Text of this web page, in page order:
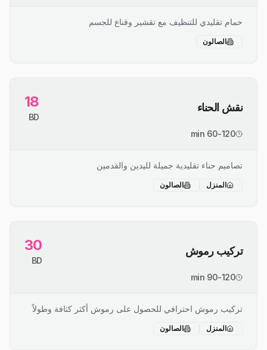
حمام تقليدي للتنظيف مع تقشير وقناع للجسم
الصالون
نقش الحناء 18
BD
60-120 min
تصاميم حناء تقليدية جميلة لليدين والقدمين
المنزل الصالون
تركيب رموش 30
BD
90-120 min
تركيب رموش احترافي للحصول على رموش أكثر كثافة وطولاً
المنزل الصالون